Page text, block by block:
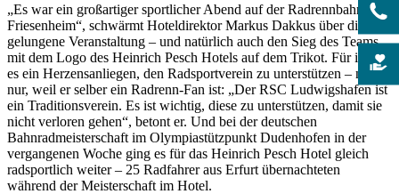
„Es war ein großartiger sportlicher Abend auf der Radrennbahn in
Friesenheim“, schwärmt Hoteldirektor Markus Dakkus über die
gelungene Veranstaltung – und natürlich auch den Sieg des Teams
mit dem Logo des Heinrich Pesch Hotels auf dem Trikot. Für ihn ist
es ein Herzensanliegen, den Radsportverein zu unterstützen – nicht
nur, weil er selber ein Radrenn-Fan ist: „Der RSC Ludwigshafen ist
ein Traditionsverein. Es ist wichtig, diese zu unterstützen, damit sie
nicht verloren gehen“, betont er. Und bei der deutschen
Bahnradmeisterschaft im Olympiastützpunkt Dudenhofen in der
vergangenen Woche ging es für das Heinrich Pesch Hotel gleich
radsportlich weiter – 25 Radfahrer aus Erfurt übernachteten
während der Meisterschaft im Hotel.